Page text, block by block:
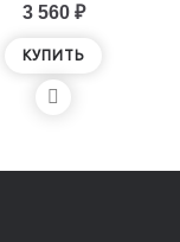
3 560 ₽
КУПИТЬ